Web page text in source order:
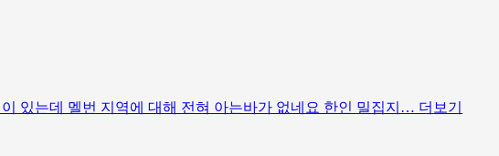
있는데 멜번 지역에 대해 전혀 아는바가 없네요 한인 밀집지… 더보기